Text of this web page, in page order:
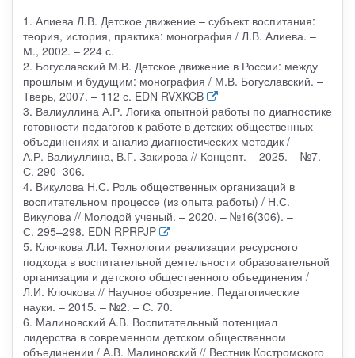
1. Алиева Л.В. Детское движение – субъект воспитания:
теория, история, практика: монография / Л.В. Алиева. –
М., 2002. – 224 с.
2. Богуславский М.В. Детское движение в России: между
прошлым и будущим: монография / М.В. Богуславский. –
Тверь, 2007. – 112 с. EDN RVXKCB
3. Валиуллина А.Р. Логика опытной работы по диагностике
готовности педагогов к работе в детских общественных
объединениях и анализ диагностических методик /
А.Р. Валиуллина, В.Г. Закирова // Концепт. – 2025. – №7. –
С. 290–306.
4. Викулова Н.С. Роль общественных организаций в
воспитательном процессе (из опыта работы) / Н.С.
Викулова // Молодой ученый. – 2020. – №16(306). –
С. 295–298. EDN RPRPJP
5. Клочкова Л.И. Технологии реализации ресурсного
подхода в воспитательной деятельности образовательной
организации и детского общественного объединения /
Л.И. Клочкова // Научное обозрение. Педагогические
науки. – 2015. – №2. – С. 70.
6. Малиновский А.В. Воспитательный потенциал
лидерства в современном детском общественном
объединении / А.В. Малиновский // Вестник Костромского